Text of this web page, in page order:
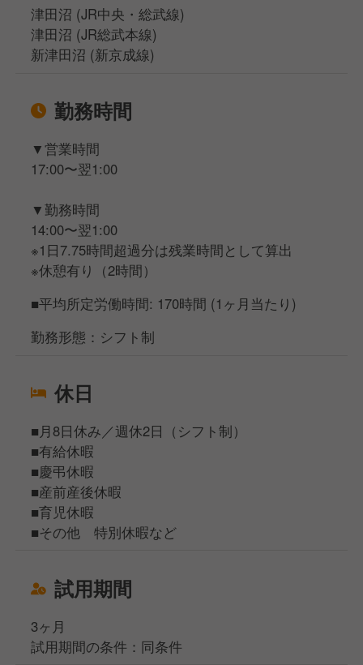
津田沼 (JR中央・総武線)
津田沼 (JR総武本線)
新津田沼 (新京成線)
勤務時間
▼営業時間
17:00〜翌1:00
▼勤務時間
14:00〜翌1:00
※1日7.75時間超過分は残業時間として算出
※休憩有り（2時間）
■平均所定労働時間: 170時間 (1ヶ月当たり)
勤務形態：シフト制
休日
■月8日休み／週休2日（シフト制）
■有給休暇
■慶弔休暇
■産前産後休暇
■育児休暇
■その他 特別休暇など
試用期間
3ヶ月
試用期間の条件：同条件